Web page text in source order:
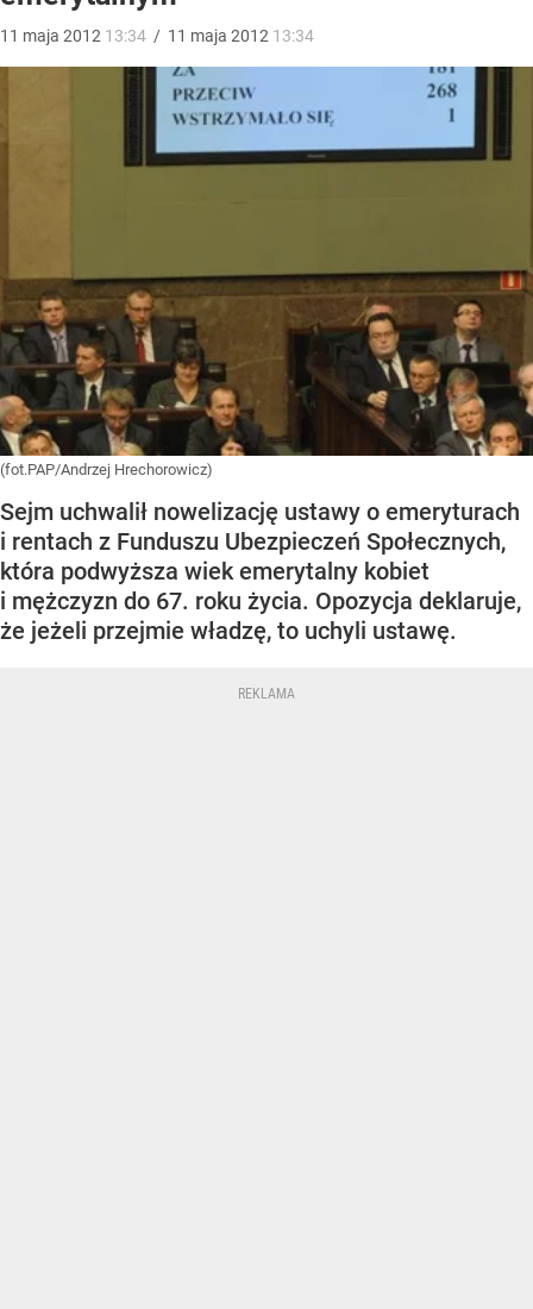
11 maja 2012 13:34 / 11 maja 2012 13:34
(fot.PAP/Andrzej Hrechorowicz)
Sejm uchwalił nowelizację ustawy o emeryturach
i rentach z Funduszu Ubezpieczeń Społecznych,
która podwyższa wiek emerytalny kobiet
i mężczyzn do 67. roku życia. Opozycja deklaruje,
że jeżeli przejmie władzę, to uchyli ustawę.